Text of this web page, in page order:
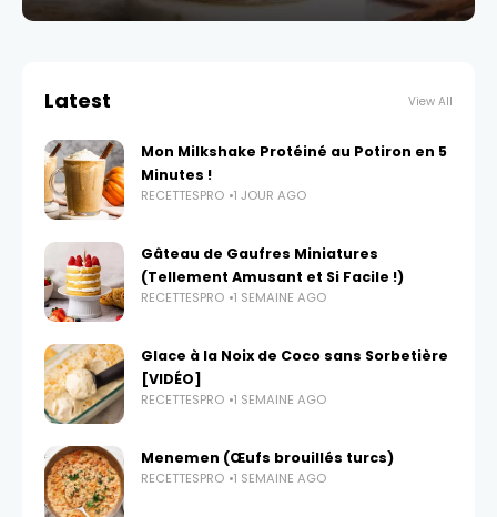
Latest View All
Mon Milkshake Protéiné au Potiron en 5
Minutes !
RECETTESPRO 1 JOUR AGO
Gâteau de Gaufres Miniatures
(Tellement Amusant et Si Facile !)
RECETTESPRO 1 SEMAINE AGO
Glace à la Noix de Coco sans Sorbetière
[VIDÉO]
RECETTESPRO 1 SEMAINE AGO
Menemen (Œufs brouillés turcs)
RECETTESPRO 1 SEMAINE AGO